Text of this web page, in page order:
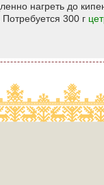
нагреть до
300 г